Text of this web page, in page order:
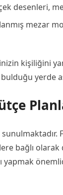
desenleri,
mezar
kişiliğini
yerde
bağlı